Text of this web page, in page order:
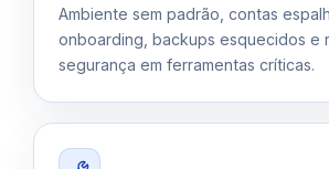
Ambiente sem padrão, contas
onboarding, backups esquecidos e
segurança em ferramentas críticas.